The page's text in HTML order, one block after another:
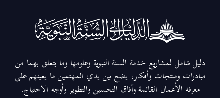
دليل شامل لمشاريع خدمة السنة النبوية وعلومها وما يتعلق بهما من
مبادرات ومنتجات وأفكار، يضع بين يدي المهتمين ما يعينهم على
معرفة الأعمال القائمة وآفاق التحسين والتطوير وأوجه الاحتياج.